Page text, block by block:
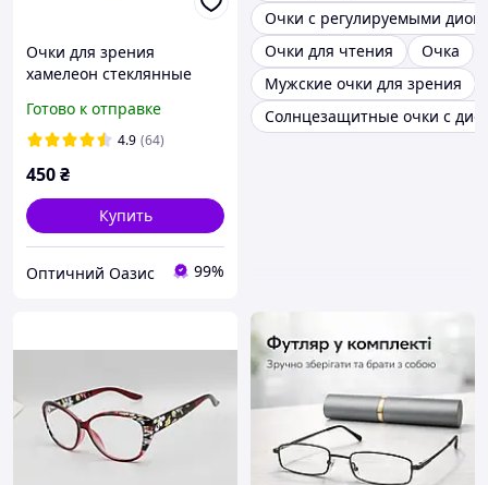
Очки для зрения
хамелеон стеклянные
серой линзой очки
фотохромные Черные
Готово к отправке
4.9 (64)
450₴
Купить
Оптичний Оазис 99%
Очки с регулируемыми
Очки для чтения
Очка
Мужские очки для зрения
Солнцезащитные очки с